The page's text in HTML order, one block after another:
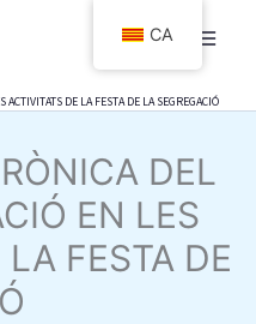
DE LA FESTA DE LA SEGREGACIÓ
DEL
EN LES
FESTA DE
CA